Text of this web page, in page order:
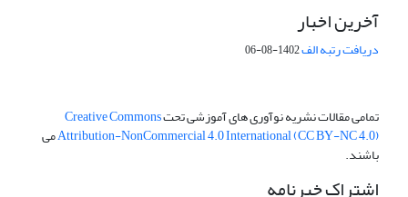
آخرین اخبار
دریافت رتبه الف1402-08-06
تمامی مقالات نشریه نوآوری های آموزشی تحتCreative Commons
Attribution-NonCommercial 4.0 International (CC BY-NC 4.0)می
باشند.
اشتراک خبرنامه